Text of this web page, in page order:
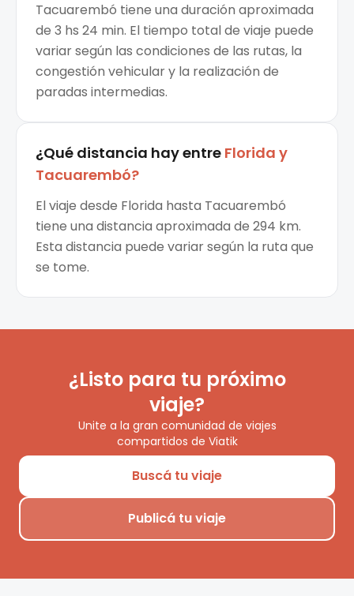
Tacuarembó tiene una duración aproximada
de 3 hs 24 min. El tiempo total de viaje puede
variar según las condiciones de las rutas, la
congestión vehicular y la realización de
paradas intermedias.
¿Qué distancia hay entre Florida y
Tacuarembó?
El viaje desde Florida hasta Tacuarembó
tiene una distancia aproximada de 294 km.
Esta distancia puede variar según la ruta que
se tome.
¿Listo para tu próximo
viaje?
Unite a la gran comunidad de viajes
compartidos de Viatik
Buscá tu viaje
Publicá tu viaje